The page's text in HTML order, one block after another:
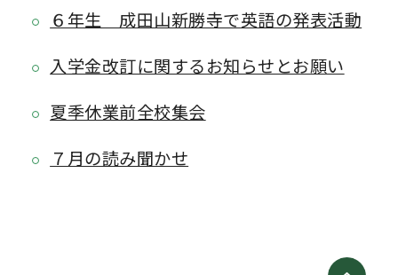
６年生 成田山新勝寺で英語の発表活動
入学金改訂に関するお知らせとお願い
夏季休業前全校集会
７月の読み聞かせ